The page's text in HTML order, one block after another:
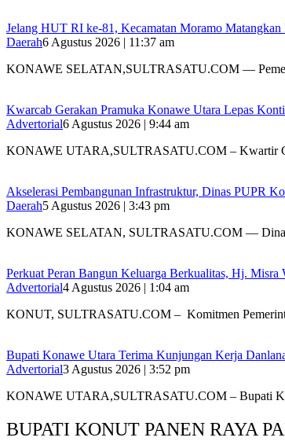
‎Jelang HUT RI ke-81, Kecamatan Moramo
Daerah6 Agustus 2026 | 11:37 am
KONAWE SELATAN,SULTRASATU.COM —
‎Kwarcab Gerakan Pramuka Konawe Utara Lepas
Advertorial6 Agustus 2026 | 9:44 am
KONAWE UTARA,SULTRASATU.COM – Kwartir
Akselerasi Pembangunan Infrastruktur, Dinas PUPR
Daerah5 Agustus 2026 | 3:43 pm
KONAWE SELATAN, SULTRASATU.COM —
‎Perkuat Peran Bangun Keluarga Berkualitas, Hj.
Advertorial4 Agustus 2026 | 1:04 am
‎KONUT, SULTRASATU.COM – Komitmen
Bupati Konawe Utara Terima Kunjungan Kerja
Advertorial3 Agustus 2026 | 3:52 pm
‎KONAWE UTARA,SULTRASATU.COM – Bupati
BUPATI KONUT PANEN RAYA